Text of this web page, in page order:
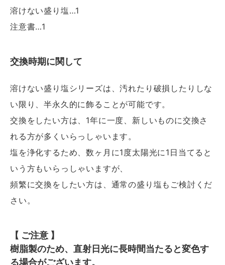
溶けない盛り塩…1
注意書…1
交換時期に関して
溶けない盛り塩シリーズは、汚れたり破損したりしな
い限り、半永久的に飾ることが可能です。
交換をしたい方は、1年に一度、新しいものに交換さ
れる方が多くいらっしゃいます。
塩を浄化するため、数ヶ月に1度太陽光に1日当てると
いう方もいらっしゃいますが、
頻繁に交換をしたい方は、通常の盛り塩もご検討くだ
さい。
【 ご注意 】
樹脂製のため、直射日光に長時間当たると変色す
る場合がございます。